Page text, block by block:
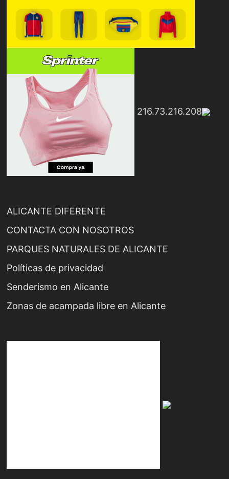
216.73.216.208
ALICANTE DIFERENTE
CONTACTA CON NOSOTROS
PARQUES NATURALES DE ALICANTE
Políticas de privacidad
Senderismo en Alicante
Zonas de acampada libre en Alicante